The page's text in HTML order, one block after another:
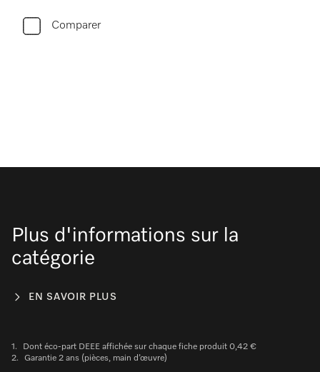
Comparer
Plus d'informations sur la
catégorie
EN SAVOIR PLUS
1.
Dont éco-part DEEE affichée sur chaque fiche produit 0,42 €
2.
Garantie 2 ans (pièces, main d’œuvre)